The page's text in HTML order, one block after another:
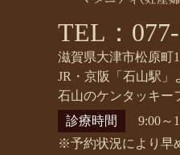
TEL：
滋賀県大津市松原町
JR・京阪「石山駅」
石山のケンタッキー
診療時間
9:00～
※予約状況により早